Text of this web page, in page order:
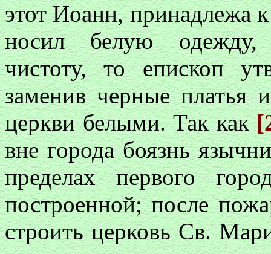
этот Иоанн, принадлежа
носил белую одежду,
чистоту, то епископ
заменив черные
церкви белыми. Так как
вне города боязнь
пределах первого
построенной; после
строить церковь Св.